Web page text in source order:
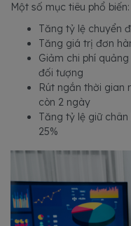
Một số mục tiêu phổ biến:
Tăng tỷ lệ chuyển
Tăng giá trị đơn
Giảm chi phí
đối tượng
Rút ngắn thời gian
còn 2 ngày
Tăng tỷ lệ giữ
25%